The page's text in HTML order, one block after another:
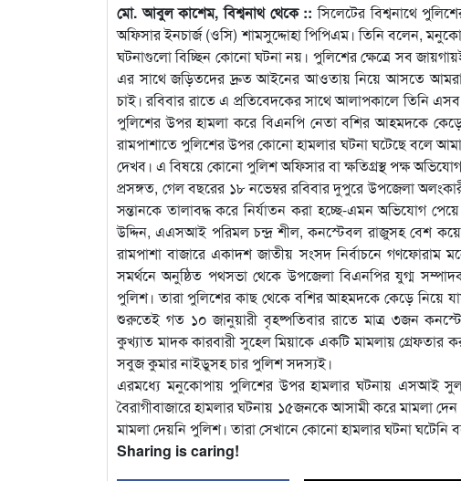
মো. আবুল কাশেম, বিশ্বনাথ থেকে :: সিলেটের বিশ্বনাথে
অফিসার ইনচার্জ (ওসি) শামসুদ্দোহা পিপিএম। তিনি বলেন,
ঘটনাগুলো বিচ্ছিন কোনো ঘটনা নয়। পুলিশের ক্ষেত্রে সব
এর সাথে জড়িতদের দ্রুত আইনের আওতায় নিয়ে আসতে আমরা
চাই। রবিবার রাতে এ প্রতিবেদকের সাথে আলাপকালে তিনি
পুলিশের উপর হামলা করে বিএনপি নেতা বশির আহমদকে
রামপাশাতে পুলিশের উপর কোনো হামলার ঘটনা ঘটেছে বলে
দেখব। এ বিষয়ে কোনো পুলিশ অফিসার বা ক্ষতিগ্রস্থ পক্ষ
প্রসঙ্গত, গেল বছরের ১৮ নভেম্বর রবিবার দুপুরে উপজেলা
সন্তানকে তালাবদ্ধ করে নির্যাতন করা হচ্ছে-এমন অভিযোগ
উদ্দিন, এএসআই পরিমল চন্দ্র শীল, কনস্টেবল রাজুসহ বেশ
রামপাশা বাজারে একাদশ জাতীয় সংসদ নির্বাচনে গণফোরাম
সমর্থনে অনুষ্ঠিত পথসভা থেকে উপজেলা বিএনপির যুগ্ম
পুলিশ। তারা পুলিশের কাছ থেকে বশির আহমদকে কেড়ে নিয়ে
শুরুতেই গত ১০ জানুয়ারী বৃহষ্পতিবার রাতে মাত্র ৩জন
কুখ্যাত মাদক কারবারী সুহেল মিয়াকে একটি মামলায় গ্রেফতার
সবুজ কুমার নাইডুসহ চার পুলিশ সদস্যই।
এরমধ্যে মনুকোপায় পুলিশের উপর হামলার ঘটনায় এসআই
বৈরাগীবাজারে হামলার ঘটনায় ১৫জনকে আসামী করে মামলা
মামলা দেয়নি পুলিশ। তারা সেখানে কোনো হামলার ঘটনা ঘটেনি
Sharing is caring!